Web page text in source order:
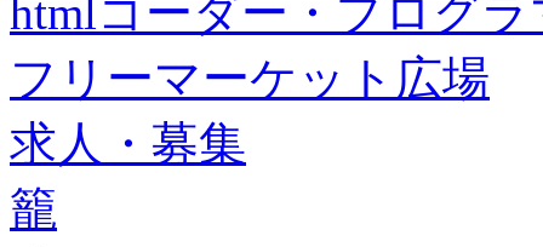
htmlコーダー・プログラ
フリーマーケット広場
求人・募集
籠